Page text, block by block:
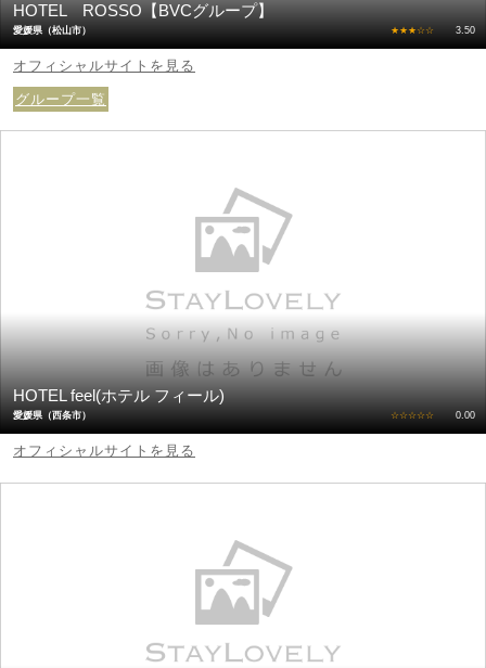
HOTEL ROSSO【BVCグループ】
愛媛県（松山市） ★★★☆☆ 3.50
オフィシャルサイトを見る
グループ一覧
HOTEL feel(ホテル フィール)
愛媛県（西条市） ☆☆☆☆☆ 0.00
オフィシャルサイトを見る